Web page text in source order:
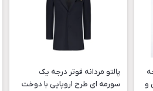
و
پالتو مردانه فوتر درجه یک
سورمه ای طرح اروپایی با دوخت